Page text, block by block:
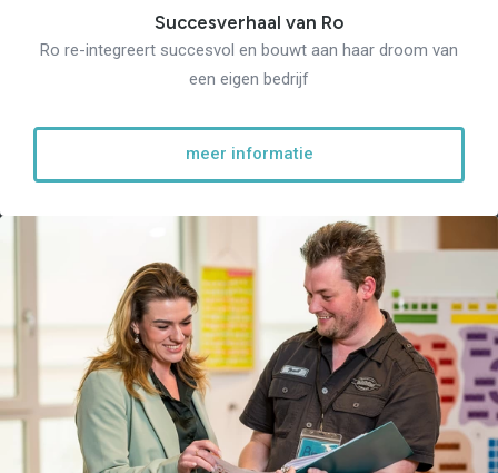
Succesverhaal van Ro
Ro re-integreert succesvol en bouwt aan haar droom van
een eigen bedrijf
meer informatie